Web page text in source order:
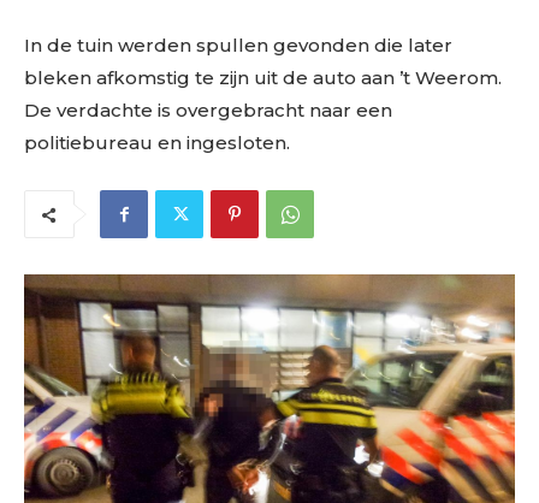
In de tuin werden spullen gevonden die later
bleken afkomstig te zijn uit de auto aan ’t Weerom.
De verdachte is overgebracht naar een
politiebureau en ingesloten.